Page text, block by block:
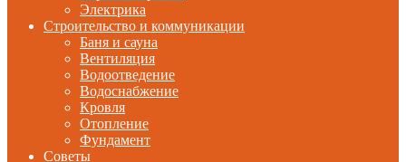
Электрика
Строительство и коммуникации
Баня и сауна
Вентиляция
Водоотведение
Водоснабжение
Кровля
Отопление
Фундамент
Советы